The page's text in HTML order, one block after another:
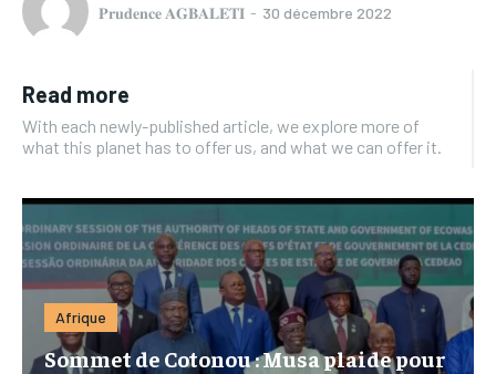
𝐏𝐫𝐮𝐝𝐞𝐧𝐜𝐞 𝐀𝐆𝐁𝐀𝐋𝐄𝐓𝐈 - 30 décembre 2022
Read more
With each newly-published article, we explore more of
what this planet has to offer us, and what we can offer it.
Afrique
Sommet de Cotonou : Musa plaide pour